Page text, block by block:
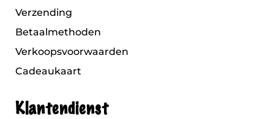
Verzending
Betaalmethoden
Verkoopsvoorwaarden
Cadeaukaart
Klantendienst